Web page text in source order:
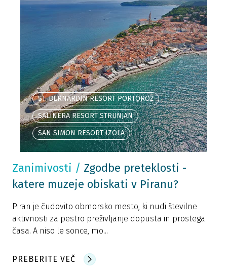
ST. BERNARDIN RESORT PORTOROŽ
SALINERA RESORT STRUNJAN
SAN SIMON RESORT IZOLA
Zanimivosti / Zgodbe preteklosti -
katere muzeje obiskati v Piranu?
Piran je čudovito obmorsko mesto, ki nudi številne
aktivnosti za pestro preživljanje dopusta in prostega
časa. A niso le sonce, mo...
PREBERITE VEČ